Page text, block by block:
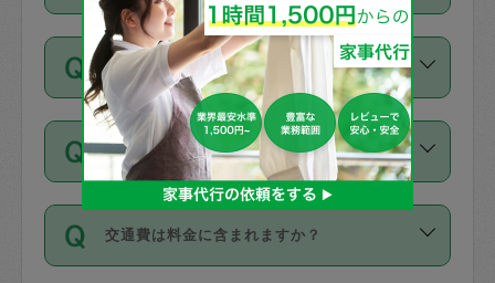
利用ください。機能をご利用いただくに
は、タスカジさんに事前に相談し、合意
の上事前申請することが必要です。な
お、3時間を下回っても、値引き等はござ
いません。
11種類の価格帯の中からタスカジさん自
身が価格を選んで設定しています。
タスカジさんの価格設定には最初は制限
があり、レビュー件数、レビューの平均
値、などで除々に設定可能な最高額が上
がっていく仕組みになっています。
支払い方法を教えてください
お支払方法はクレジットカード（Visa／
Master／JCB／AMERICAN EXPRESS／
Diners Club）のみとなります。
カード情報のご登録は、依頼リクエスト
を行う際にご入力ください。プロフィー
ル登録時にはご入力いただかなくても大
同じタスカジさんに定期的にお願いする場
合はお得になる？
依頼には「スポット」と「定期（毎週｜
隔週）」があり、「定期」の依頼は「ス
ポット」よりお得な料金でご利用できま
交通費は料金に含まれますか？